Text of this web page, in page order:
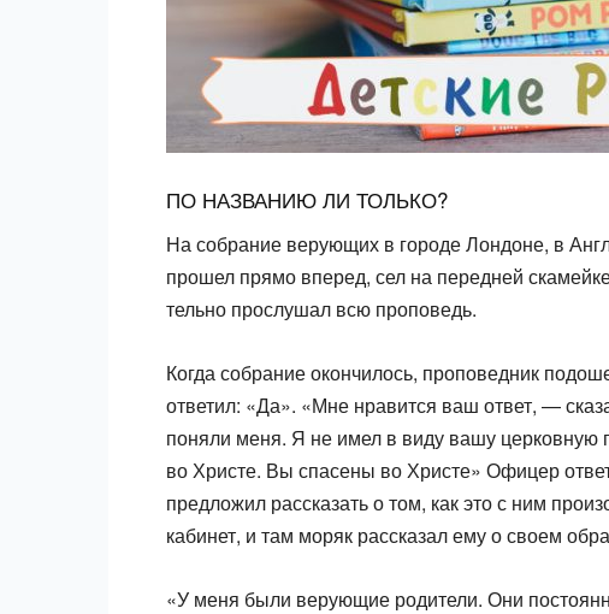
ПО НАЗВАНИЮ ЛИ ТОЛЬКО?
На собрание верующих в городе Лондоне, в
прошел прямо вперед, сел на передней
тельно прослушал всю проповедь.
Когда собрание окончилось, проповедник
ответил: «Да». «Мне нра­вится ваш ответ, —
поняли меня. Я не имел в виду вашу церковную
во Христе. Вы спасены во Христе» Офицер
предложил рассказать о том, как это с ним
кабинет, и там моряк рассказал ему о своем
«У меня были верующие родители. Они